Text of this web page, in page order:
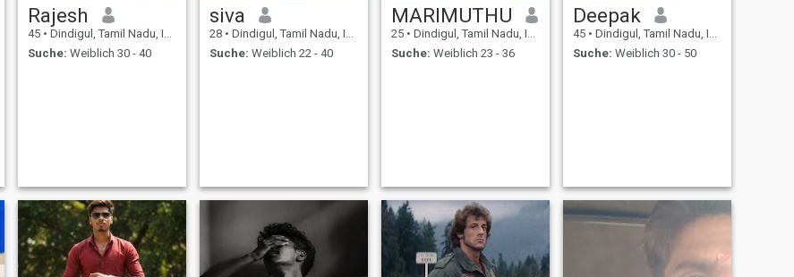
Rajesh
45 • Dindigul, Tamil Nadu, Indien
Suche: Weiblich 30 - 40
siva
28 • Dindigul, Tamil Nadu, Indien
Suche: Weiblich 22 - 40
MARIMUTHU
25 • Dindigul, Tamil Nadu, Indien
Suche: Weiblich 23 - 36
Deepak
45 • Dindigul, Tamil Nadu, Indien
Suche: Weiblich 30 - 50